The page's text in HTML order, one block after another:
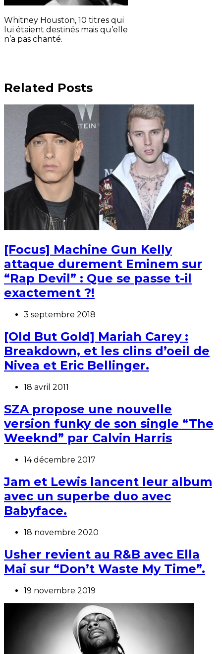
Whitney Houston, 10 titres qui
lui étaient destinés mais qu’elle
n’a pas chanté.
Related Posts
[Focus] Machine Gun Kelly
attaque durement Eminem sur
“Rap Devil” : Que se passe t-il
exactement ?!
3 septembre 2018
[Old But Gold] Mariah Carey :
Breakdown, et les clins d’oeil de
Nivea et Eric Bellinger.
18 avril 2011
SZA propose une nouvelle
version funky de son single “The
Weeknd” par Calvin Harris
14 décembre 2017
Jam et Lewis lancent leur album
avec un superbe duo avec
Babyface.
18 novembre 2020
Usher revient au R&B avec Ella
Mai sur “Don’t Waste My Time”.
19 novembre 2019